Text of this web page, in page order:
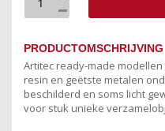
PRODUCTOMSCHRIJVING
Artitec ready-made
resin en geëtste metalen
beschilderd en soms licht
voor stuk unieke